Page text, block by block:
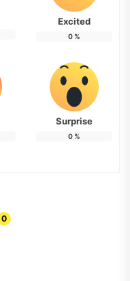
Excited
0%
Surprise
0%
0